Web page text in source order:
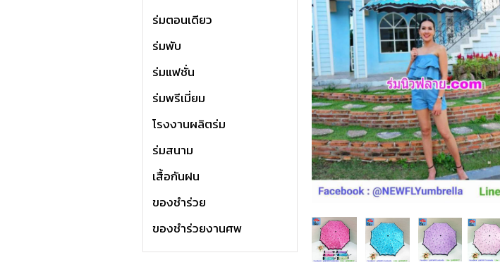
ร่มตอนเดียว
ร่มพับ
ร่มแฟชั่น
ร่มพรีเมี่ยม
โรงงานผลิตร่ม
ร่มสนาม
เสื้อกันฝน
ของชำร่วย
ของชำร่วยงานศพ